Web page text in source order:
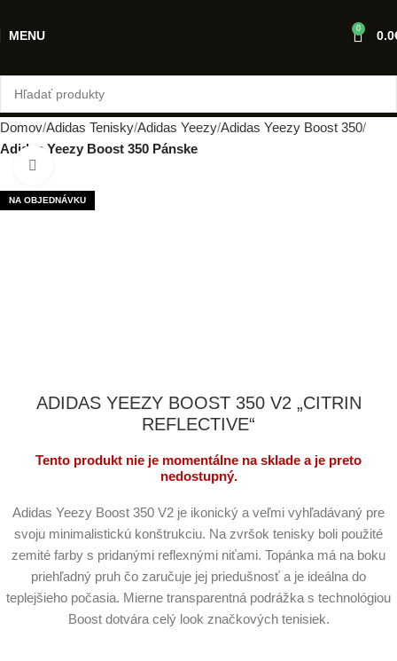
MENU 0 0.0
Domov Adidas Tenisky Adidas Yeezy Adidas Yeezy Boost 350
Adidas Yeezy Boost 350 Pánske
NA OBJEDNÁVKU
ADIDAS YEEZY BOOST 350 V2 „CITRIN
REFLECTIVE“
Tento produkt nie je momentálne na sklade a je preto
nedostupný.
Adidas Yeezy Boost 350 V2 je ikonický a veľmi vyhľadávaný pre
svoju minimalistickú konštrukciu. Na zvršok tenisky boli použité
zemité farby s pridanými reflexnými niťami. Topánka má na boku
priehľadný pruh čo zaručuje jej priedušnosť a je ideálna do
teplejšieho počasia. Mierne transparentná podrážka s technológiou
Boost dotvára celý look značkových tenisiek.